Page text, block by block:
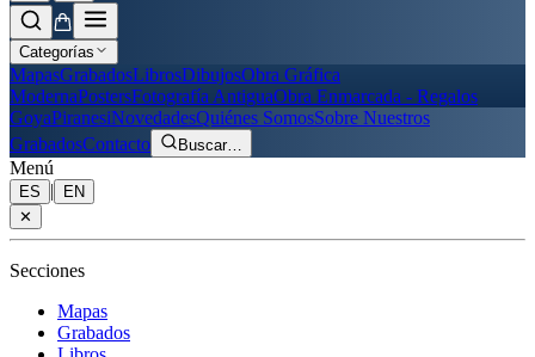
Categorías
MapasGrabadosLibrosDibujosObra Gráfica
ModernaPostersFotografía AntiguaObra Enmarcada - Regalos
GoyaPiranesiNovedadesQuiénes SomosSobre Nuestros
GrabadosContacto Buscar…
Menú
ES |
EN
✕
Secciones
Mapas
Grabados